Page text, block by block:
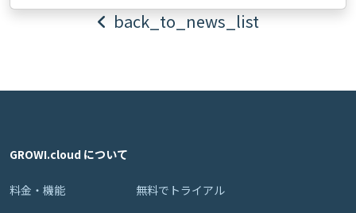
back_to_news_list
GROWI.cloud について
料金・機能
無料でトライアル